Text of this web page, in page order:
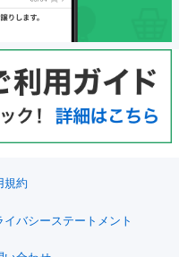
規約
イバシーステートメント